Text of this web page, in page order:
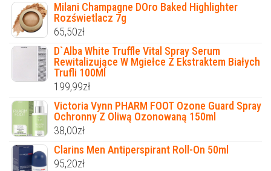
Milani Champagne DOro Baked Highlighter
Rozświetlacz 7g
65,50zł
D`Alba White Truffle Vital Spray Serum
Rewitalizujące W Mgiełce Z Ekstraktem Białych
Trufli 100Ml
199,99zł
Victoria Vynn PHARM FOOT Ozone Guard Spray
Ochronny Z Oliwą Ozonowaną 150ml
38,00zł
Clarins Men Antiperspirant Roll-On 50ml
95,20zł